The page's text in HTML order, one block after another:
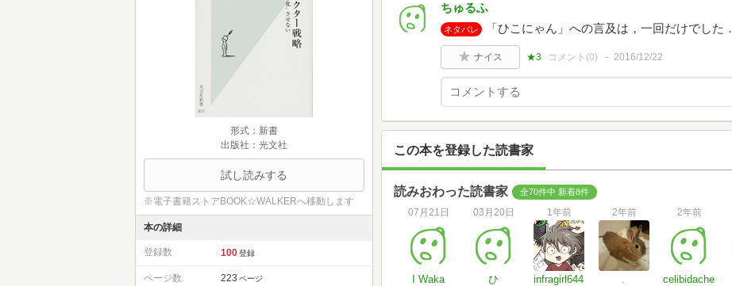
形式：新書
出版社：光文社
試し読みする
※電子書籍ストアBOOK☆WALKERへ移動します
本の詳細
登録数 100 登録
ページ数 223 ページ
ちゅるふ
ネタバレ 「ひこにゃん」への言及は，一回だけでした．
ナイス ★3 コメント(0) 2016/12/22
この本を登録した読書家
読みおわった読書家 全70件中 新着8件
07月21日
I Waka
03月20日
ひ
1年前
infragirl644
2年前
.
2年前
celibidache